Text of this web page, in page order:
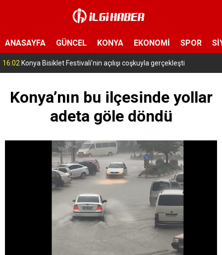
ANASAYFA GÜNCEL KONYA EKONOMİ SPOR
16:02 Konya Bisiklet Festivali’nin açılışı coşkuyla gerçekleşti
Konya’nın bu ilçesinde yollar
adeta göle döndü